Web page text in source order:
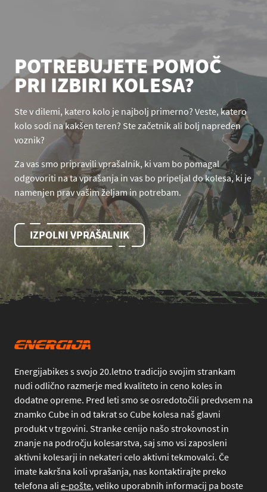
POTREBUJETE POMOČ
PRI IZBIRI KOLESA?
Ste v dilemi, katero kolo je najbolj primerno? Veste, katero
kolo sodi na kakšen teren? Ste začetnik ali bolj napreden
voznik?
Za vas smo pripravili vprašalnik, ki vam bo pomagal
odgovoriti na ta vprašanja in vas bo pripeljal do kolesa, ki je
namenjen prav vašim željam in potrebam.
IZPOLNI VPRAŠALNIK
Energijabikes s svojo 20.letno tradicijo svojim strankam
nudi odlično razmerje med kvaliteto in ceno koles in
dodatne opreme. Pred leti smo se osredotočili predvsem na
znamko Cube in od takrat so Cube kolesa naš glavni
produkt v trgovini. Stranke cenijo našo strokovnost in
znanje na področju kolesarstva, saj smo vsi zaposleni
aktivni kolesarji in nekateri celo aktivni tekmovalci. Če
imate kakršna koli vprašanja, nas kontaktirajte preko
telefona ali e-pošte, veliko uporabnih informacij pa boste